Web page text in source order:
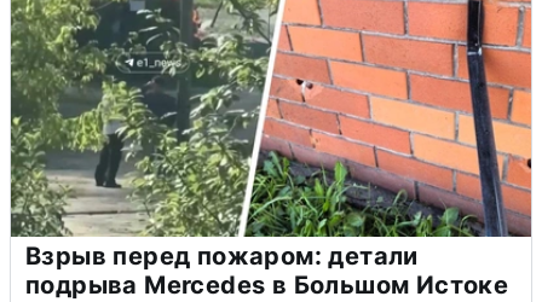
Взрыв перед пожаром: детали
подрыва Mercedes в Большом Истоке